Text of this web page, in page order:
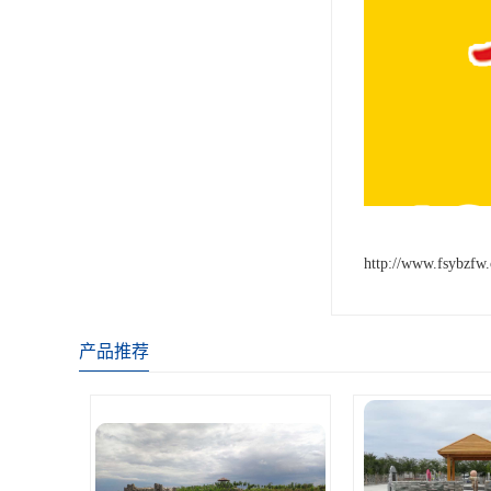
http://
产品推荐